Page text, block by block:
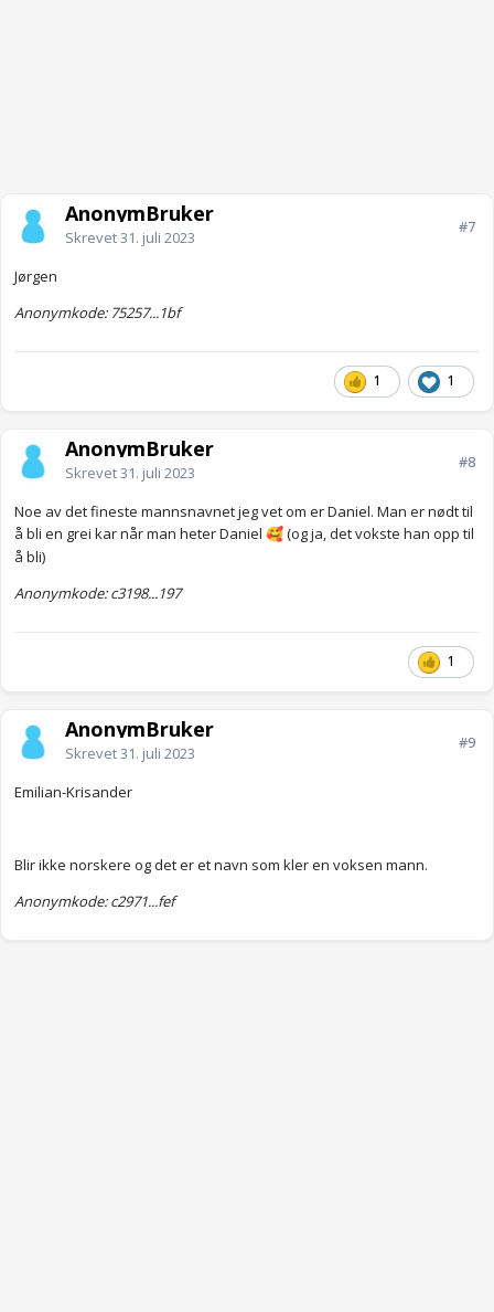
AnonymBruker
Skrevet31. juli 2023
#7
Jørgen
Anonymkode: 75257...1bf
1 1
AnonymBruker
Skrevet31. juli 2023
#8
Noe av det fineste mannsnavnet jeg vet om er Daniel. Man er nødt til
å bli en grei kar når man heter Daniel 🥰 (og ja, det vokste han opp til
å bli)
Anonymkode: c3198...197
1
AnonymBruker
Skrevet31. juli 2023
#9
Emilian-Krisander
Blir ikke norskere og det er et navn som kler en voksen mann.
Anonymkode: c2971...fef